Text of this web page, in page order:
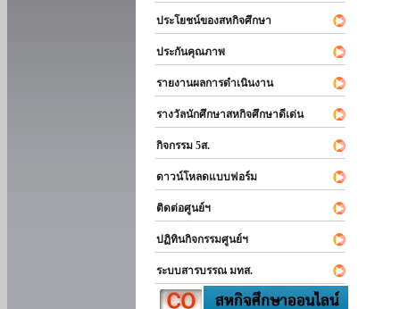
ประโยชน์ของสหกิจศึกษา
ประกันคุณภาพ
รายงานผลการดำเนินงาน
รางวัลนักศึกษาสหกิจศึกษาดีเด่น
กิจกรรม 5ส.
ดาวน์โหลดแบบฟอร์ม
ติดต่อศูนย์ฯ
ปฏิทินกิจกรรมศูนย์ฯ
ระบบสารบรรณ มทส.